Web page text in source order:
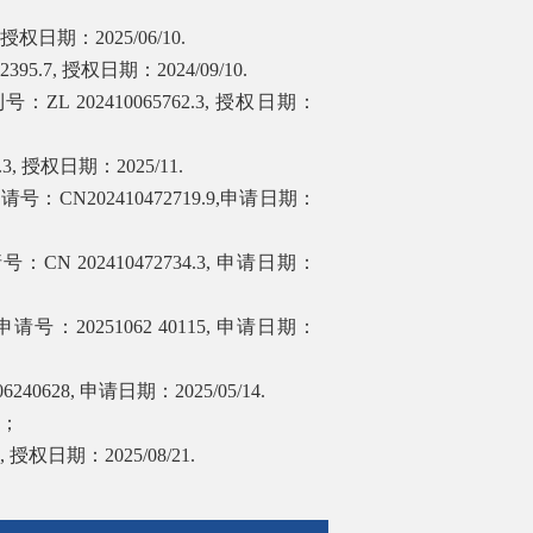
授权日期： 2025/06/10.
授权日期： 2024/09/10.
号：ZL 202410065762.3, 授权日期：
授权日期： 2025/11.
号： CN202410472719.9,申请日期：
： CN 202410472734.3, 申请日期：
请号： 20251062 40115, 申请日期：
申请日期： 2025/05/14.
授权日期： 2025/08/21.